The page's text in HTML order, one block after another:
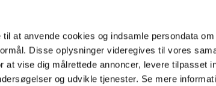
at anvende cookies og indsamle persondata
Disse oplysninger videregives til vores
at vise dig målrettede annoncer, levere tilpasset
og udvikle tjenester. Se mere